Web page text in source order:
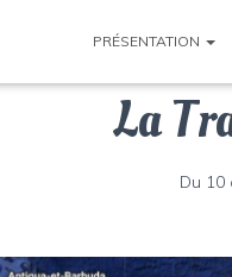
PRÉSENTATION
La
Du 10